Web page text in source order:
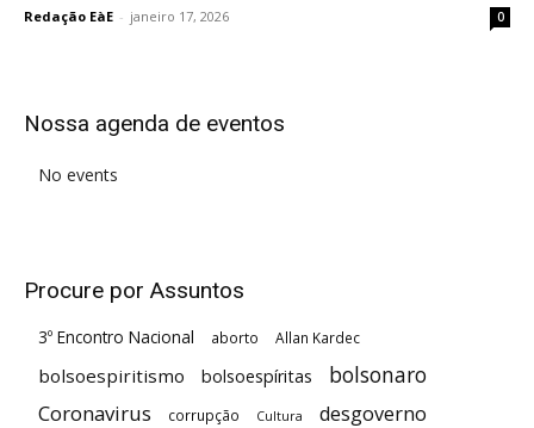
Redação EàE - janeiro 17, 2026 0
Nossa agenda de eventos
No events
Procure por Assuntos
3º Encontro Nacional aborto Allan Kardec
bolsoespiritismo bolsoespíritas bolsonaro
Coronavirus corrupção Cultura desgoverno